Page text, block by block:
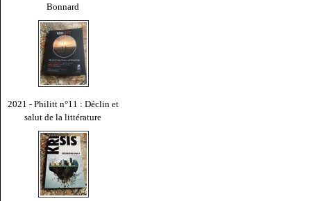
Bonnard
2021 - Philitt n°11 : Déclin et
salut de la littérature